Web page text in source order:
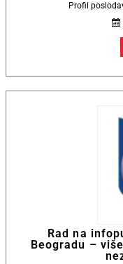
Profil
Rad na
Beogradu –